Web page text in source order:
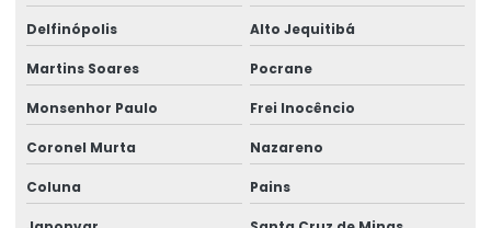
Delfinópolis Alto Jequitibá
Martins Soares Pocrane
Monsenhor Paulo Frei Inocêncio
Coronel Murta Nazareno
Coluna Pains